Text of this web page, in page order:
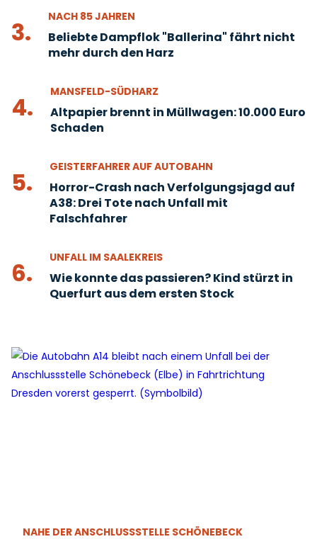
3. NACH 85 JAHREN
Beliebte Dampflok "Ballerina" fährt nicht
mehr durch den Harz
4. MANSFELD-SÜDHARZ
Altpapier brennt in Müllwagen: 10.000 Euro
Schaden
5. GEISTERFAHRER AUF AUTOBAHN
Horror-Crash nach Verfolgungsjagd auf
A38: Drei Tote nach Unfall mit
Falschfahrer
6. UNFALL IM SAALEKREIS
Wie konnte das passieren? Kind stürzt in
Querfurt aus dem ersten Stock
NAHE DER ANSCHLUSSSTELLE SCHÖNEBECK